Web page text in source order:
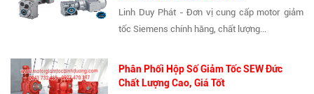
Linh Duy Phát - Đơn vị cung cấp motor giảm
tốc Siemens chính hãng, chất lượng...
Phân Phối Hộp Số Giảm Tốc SEW Đức
Chất Lượng Cao, Giá Tốt